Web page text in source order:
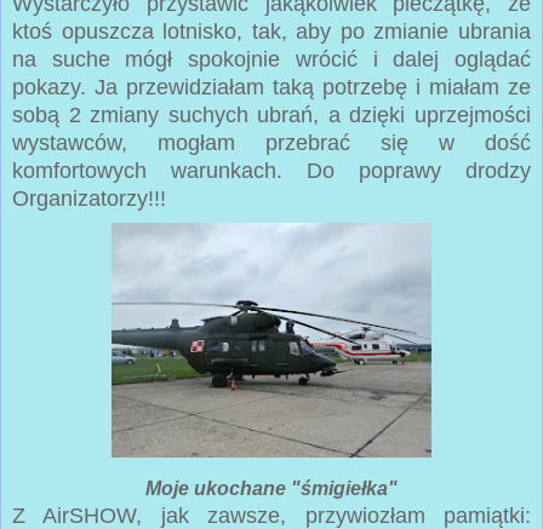
ktoś opuszcza lotnisko, tak, aby po zmianie ubrania
na suche mógł spokojnie wrócić i dalej oglądać
pokazy. Ja przewidziałam taką potrzebę i miałam ze
sobą 2 zmiany suchych ubrań, a dzięki uprzejmości
wystawców, mogłam przebrać się w dość
komfortowych warunkach. Do poprawy drodzy
Organizatorzy!!!
Moje ukochane "śmigiełka"
Z AirSHOW, jak zawsze, przywiozłam pamiątki: